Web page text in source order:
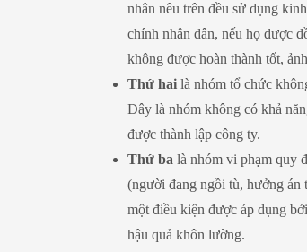
nhân nêu trên đều sử dụng
chính nhân dân, nếu họ được
không được hoàn thành tốt,
Thứ hai là nhóm tổ chức
Đây là nhóm không có khả
được thành lập công ty.
Thứ ba là nhóm vi phạm quy
(người đang ngồi tù, hưởng án
một điều kiện được áp dụng
hậu quả khôn lường.